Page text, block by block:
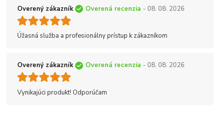
Overený zákazník Overená recenzia - 08. 08. 2026
Úžasná služba a profesionálny prístup k zákazníkom
Overený zákazník Overená recenzia - 08. 08. 2026
Vynikajúci produkt! Odporúčam